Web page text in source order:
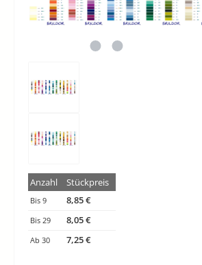
Anzahl Stückpreis
Bis9 8,85 €
Bis 29 8,05 €
Ab30 7,25 €